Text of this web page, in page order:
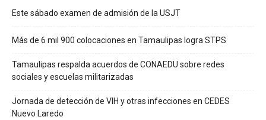
Este sábado examen de admisión de la USJT
Más de 6 mil 900 colocaciones en Tamaulipas logra STPS
Tamaulipas respalda acuerdos de CONAEDU sobre redes
sociales y escuelas militarizadas
Jornada de detección de VIH y otras infecciones en CEDES
Nuevo Laredo